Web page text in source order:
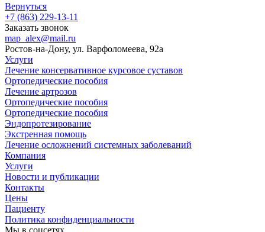
Вернуться
+7 (863) 229-13-11
Заказать звонок
map_alex@mail.ru
Ростов-на-Дону, ул. Варфоломеева, 92а
Услуги
Лечение консервативное курсовое суставов
Ортопедические пособия
Лечение артрозов
Ортопедические пособия
Ортопедические пособия
Эндопротезирование
Экстренная помощь
Лечение осложнений системных заболеваний
Компания
Услуги
Новости и публикации
Контакты
Цены
Пациенту
Политика конфиденциальности
Мы в соцсетях